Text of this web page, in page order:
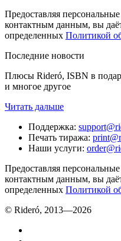
Предоставляя
контактным данным, вы
определенных Политикой
Последние новости
Плюсы Rideró, ISBN в
и многое другое
Читать дальше
Поддержка:
Печать тиража:
Наши услуги:
Предоставляя
контактным данным, вы
определенных Политикой
© Rideró, 2013—2026